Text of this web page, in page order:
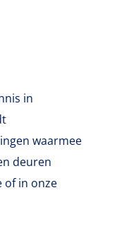
in
waarmee
deuren
of in onze